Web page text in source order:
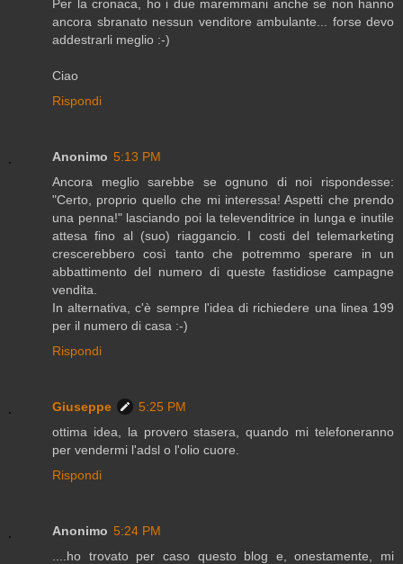
Per la cronaca, ho i due maremmani anche se non hanno
ancora sbranato nessun venditore ambulante... forse devo
addestrarli meglio :-)
Ciao
Rispondi
Anonimo 5:13 PM
Ancora meglio sarebbe se ognuno di noi rispondesse:
"Certo, proprio quello che mi interessa! Aspetti che prendo
una penna!" lasciando poi la televenditrice in lunga e inutile
attesa fino al (suo) riaggancio. I costi del telemarketing
crescerebbero così tanto che potremmo sperare in un
abbattimento del numero di queste fastidiose campagne
vendita.
In alternativa, c'è sempre l'idea di richiedere una linea 199
per il numero di casa :-)
Rispondi
Giuseppe
5:25 PM
ottima idea, la provero stasera, quando mi telefoneranno
per vendermi l'adsl o l'olio cuore.
Rispondi
Anonimo 5:24 PM
....ho trovato per caso questo blog e, onestamente, mi